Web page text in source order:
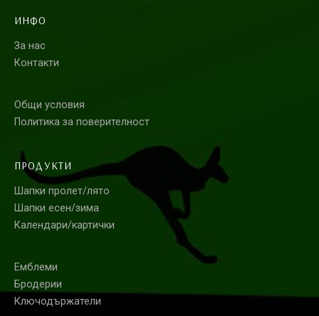
ИНФО
За нас
Контакти
Общи условия
Политика за поверителност
ПРОДУКТИ
Шапки пролет/лято
Шапки есен/зима
Календари/картички
Емблеми
Бродерии
Ключодържатели